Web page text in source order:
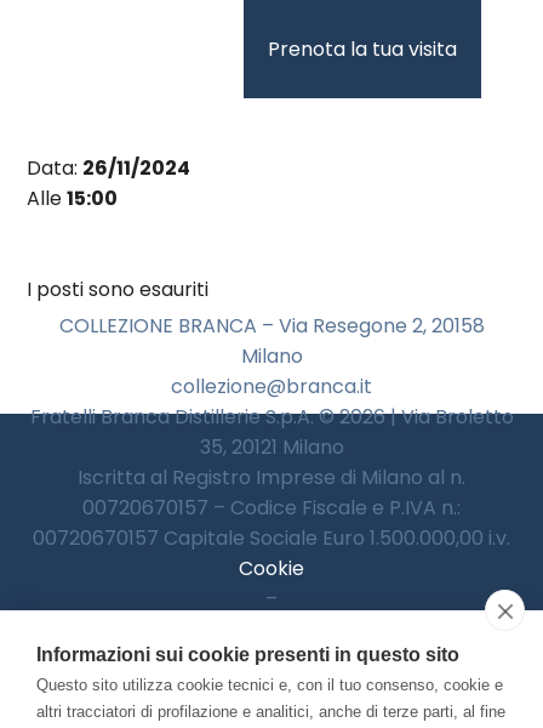
Prenota la tua visita
Data: 26/11/2024
Alle15:00
I posti sono esauriti
COLLEZIONE BRANCA – Via Resegone 2, 20158
Milano
collezione@branca.it
Fratelli Branca Distillerie S.p.A. © 2026 | Via Broletto
35, 20121 Milano
Iscritta al Registro Imprese di Milano al n.
00720670157 – Codice Fiscale e P.IVA n.:
00720670157 Capitale Sociale Euro 1.500.000,00 i.v.
Cookie
–
–
Accessibilitià
Informazioni sui cookie presenti in questo sito
Questo sito utilizza cookie tecnici e, con il tuo consenso, cookie e
altri tracciatori di profilazione e analitici, anche di terze parti, al fine